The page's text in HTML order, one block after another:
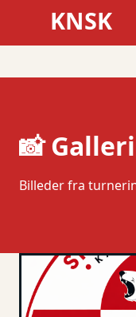
KNSK
📸 Galleri
Billeder fra